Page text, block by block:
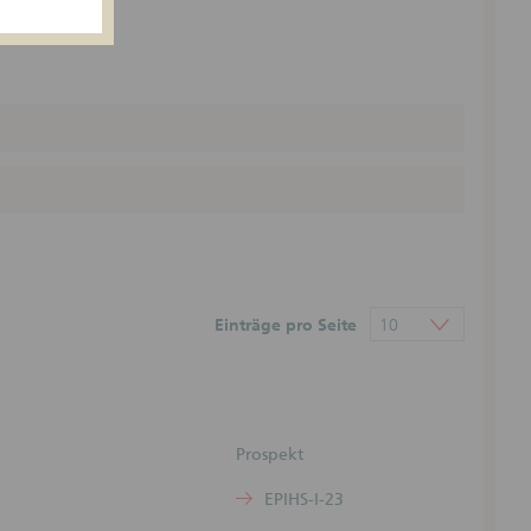
weder
sind
Einträge pro Seite 10
Prospekt
EPIHS-I-23